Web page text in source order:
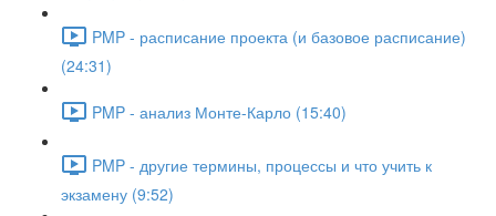
PMP - расписание проекта (и базовое расписание)
(24:31)
PMP - анализ Монте-Карло (15:40)
PMP - другие термины, процессы и что учить к
экзамену (9:52)